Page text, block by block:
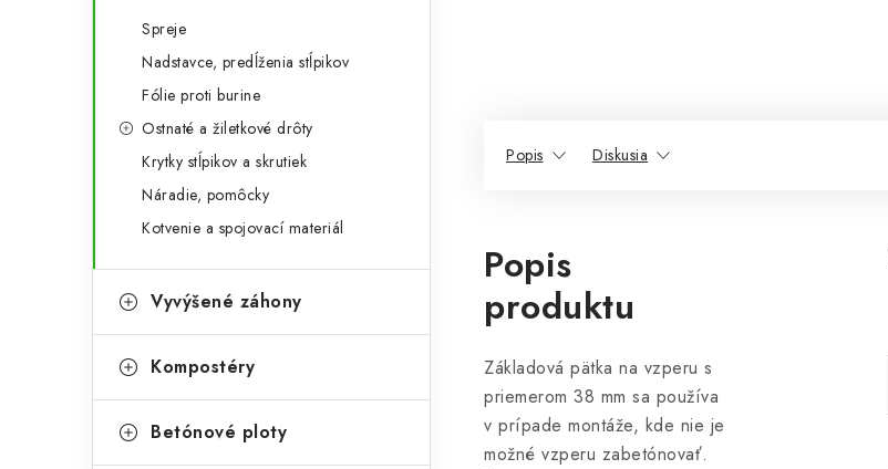
Spreje
Nadstavce, predĺženia stĺpikov
Fólie proti burine
Ostnaté a žiletkové drôty
Krytky stĺpikov a skrutiek
Náradie, pomôcky
Kotvenie a spojovací materiál
Vyvýšené záhony
Kompostéry
Betónové ploty
Popis Diskusia
Popis
produktu
Základová pätka na vzperu s
priemerom 38 mm sa používa
v prípade montáže, kde nie je
možné vzperu zabetónovať.